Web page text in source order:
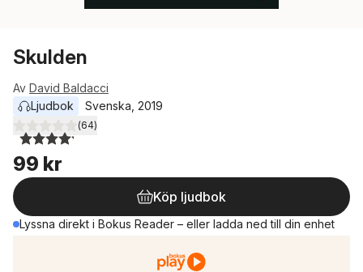
Skulden
Av David Baldacci
Ljudbok
Svenska 2019
4,2utav 5 stjärnor. Totalt antal röster:
(64)
99 kr
Köp ljudbok
Lyssna direkt i Bokus Reader – eller ladda ned till din enhet